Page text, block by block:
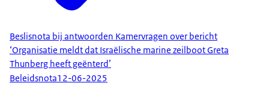
Beslisnota bij antwoorden Kamervragen over bericht
‘Organisatie meldt dat Israëlische marine zeilboot Greta
Thunberg heeft geënterd’
Beleidsnota12-06-2025